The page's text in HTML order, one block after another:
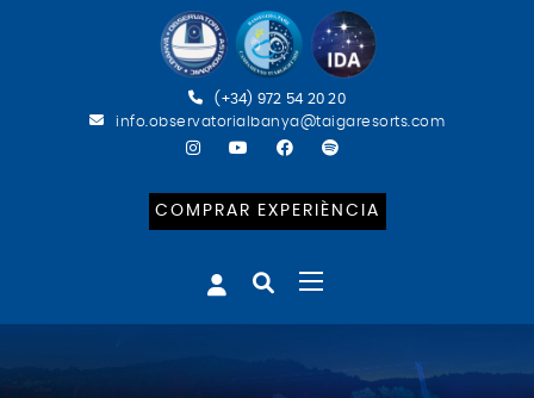
(+34) 972 54 20 20
info.observatorialbanya@taigaresorts.com
COMPRAR EXPERIÈNCIA